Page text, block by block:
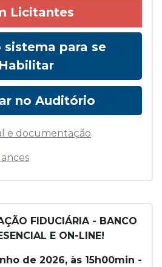
FIDUCIÁRIA - BANCO
E ON-LINE!
de 2026, às 15h00min -
Licitantes
sistema para se
Habilitar
no Auditório
e documentação